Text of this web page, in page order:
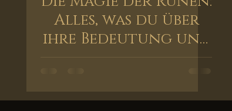
Alles, was du über
ihre Bedeutung und
Anwendung wissen